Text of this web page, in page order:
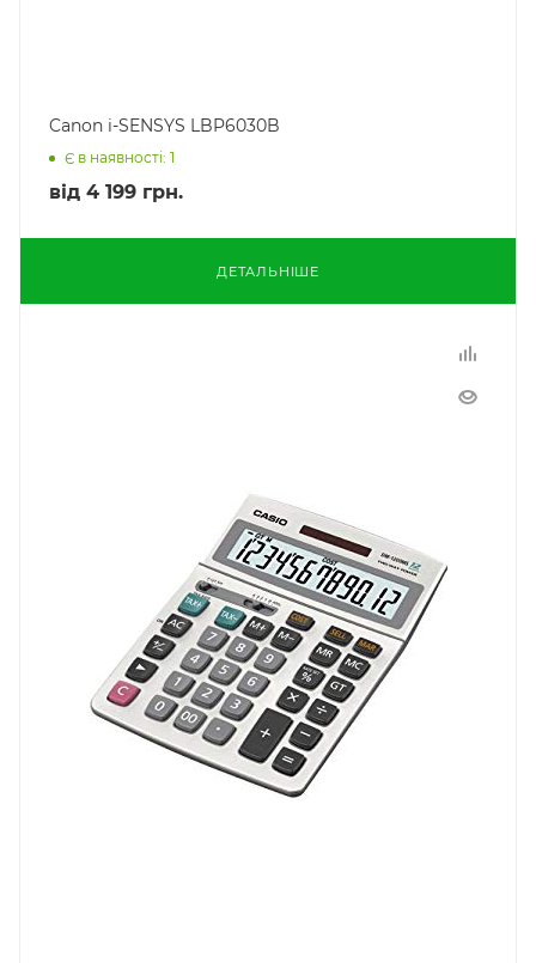
Canon i-SENSYS LBP6030B
Є в наявності: 1
від 4 199 грн.
ДЕТАЛЬНІШЕ